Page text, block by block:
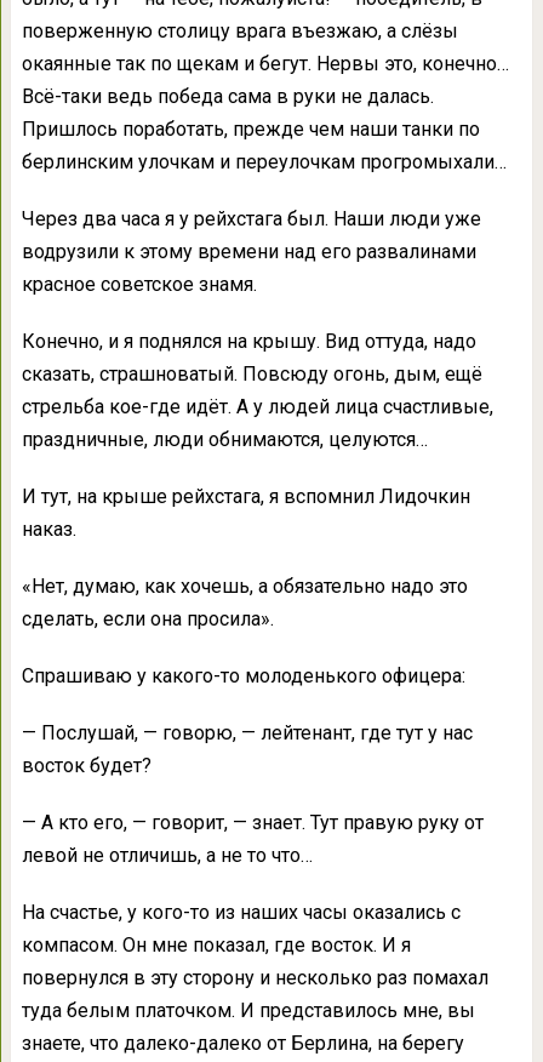
поверженную столицу врага въезжаю, а слёзы
окаянные так по щекам и бегут. Нервы это, конечно…
Всё-таки ведь победа сама в руки не далась.
Пришлось поработать, прежде чем наши танки по
берлинским улочкам и переулочкам прогромыхали…
Через два часа я у рейхстага был. Наши люди уже
водрузили к этому времени над его развалинами
красное советское знамя.
Конечно, и я поднялся на крышу. Вид оттуда, надо
сказать, страшноватый. Повсюду огонь, дым, ещё
стрельба кое-где идёт. А у людей лица счастливые,
праздничные, люди обнимаются, целуются…
И тут, на крыше рейхстага, я вспомнил Лидочкин
наказ.
«Нет, думаю, как хочешь, а обязательно надо это
сделать, если она просила».
Спрашиваю у какого-то молоденького офицера:
— Послушай, — говорю, — лейтенант, где тут у нас
восток будет?
— А кто его, — говорит, — знает. Тут правую руку от
левой не отличишь, а не то что…
На счастье, у кого-то из наших часы оказались с
компасом. Он мне показал, где восток. И я
повернулся в эту сторону и несколько раз помахал
туда белым платочком. И представилось мне, вы
знаете, что далеко-далеко от Берлина, на берегу